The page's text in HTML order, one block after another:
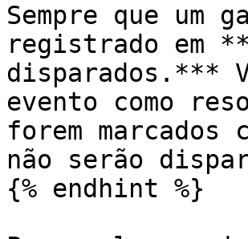
Sempre que
registrado em
disparados.***
evento como
forem
não serão
{% endhint %}